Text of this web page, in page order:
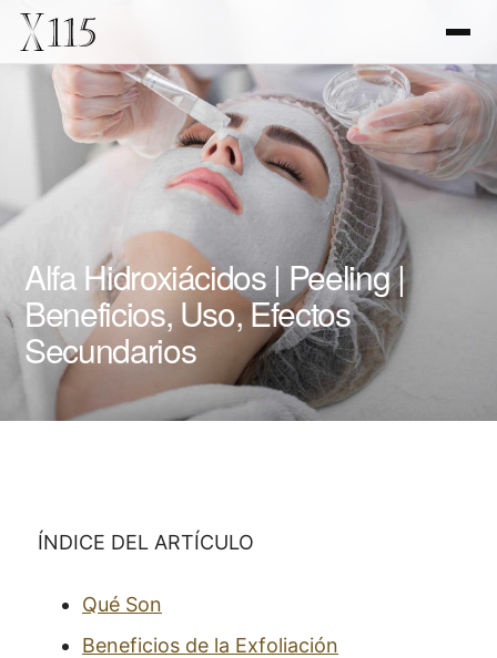
Alfa Hidroxiácidos | Peeling |
Beneficios, Uso, Efectos
Secundarios
ÍNDICE DEL ARTÍCULO
Qué Son
Beneficios de la Exfoliación